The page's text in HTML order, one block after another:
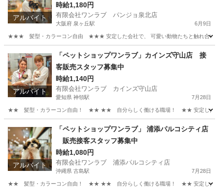
アルバイト
時給1,180円
有限会社ワンラブ パンジョ泉北店
大阪府 泉ヶ丘駅 6月9日
★★★ 髪型・カラーコン自由 ★★★ 安定した会社で、 可愛い動物たちと触れ合いな
泉ヶ丘駅 動物
アルバイト
「ペットショップワンラブ」カインズ守山店 接
客販売スタッフ募集中
時給1,140円
有限会社ワンラブ カインズ守山店
愛知県 神領駅 7月28日
★★ 髪型・カラーコン自由！ ★★ ★★ 自分らしく働ける職場！ ★★ 安定した会社で
神領駅 その他 スタッフ
アルバイト
「ペットショップワンラブ」 浦添パルコシティ店
販売接客スタッフ募集中
時給1,080円
有限会社ワンラブ 浦添パルコシティ店
沖縄県 古島駅 7月28日
★★ 髪型・カラーコン自由！ ★★ ★★ 自分らしく働ける職場！ ★★ 安定した会社で